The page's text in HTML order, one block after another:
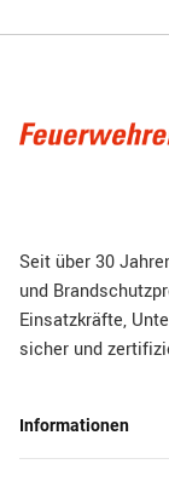
Seit über 30
und
Einsatzkräfte,
sicher und
Informationen